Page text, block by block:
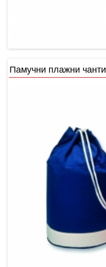
Памучни плажни чанти